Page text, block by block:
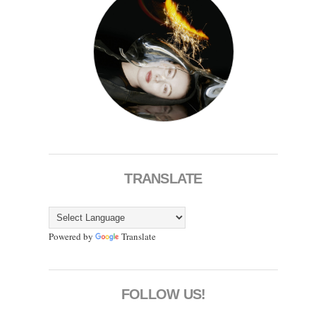
TRANSLATE
Powered by Translate
FOLLOW US!